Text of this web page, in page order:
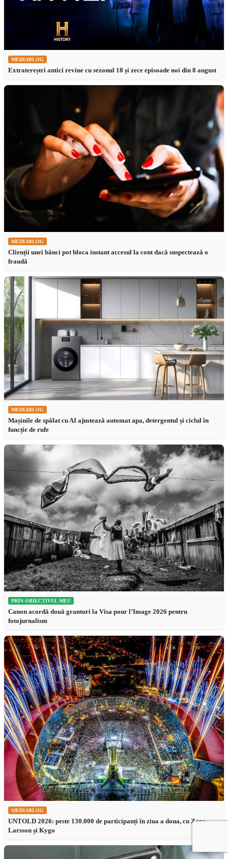
MEDIABLOG
Extratereștri antici revine cu sezonul 18 și zece episoade noi din 8 august
MEDIABLOG
Clienții unei bănci pot bloca instant accesul la cont dacă suspectează o
fraudă
MEDIABLOG
Mașinile de spălat cu AI ajustează automat apa, detergentul și ciclul în
funcție de rufe
PRIN OBIECTIVUL MEU
Canon acordă două granturi la Visa pour l’Image 2026 pentru
fotojurnalism
MEDIABLOG
UNTOLD 2026: peste 130.000 de participanți în ziua a doua, cu Zara
Larsson și Kygo